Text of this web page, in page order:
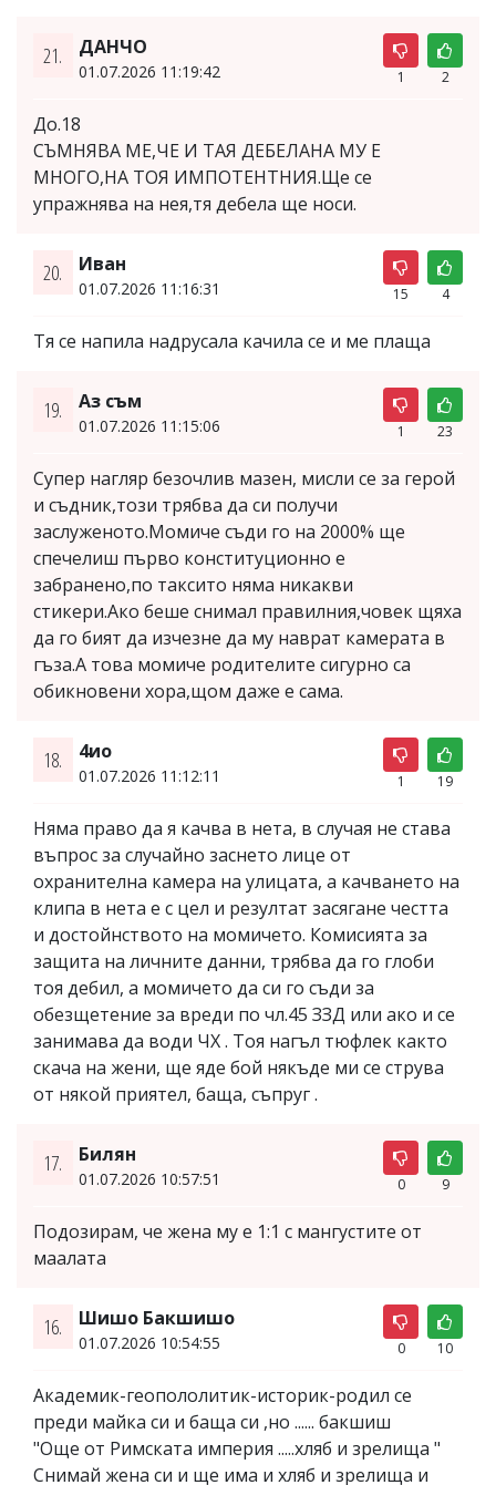
21. ДАНЧО
01.07.2026 11:19:42 1 2
До.18
СЪМНЯВА МЕ,ЧЕ И ТАЯ ДЕБЕЛАНА МУ Е
МНОГО,НА ТОЯ ИМПОТЕНТНИЯ.Ще се
упражнява на нея,тя дебела ще носи.
20. Иван
01.07.2026 11:16:31 15 4
Тя се напила надрусала качила се и ме плаща
19. Аз съм
01.07.2026 11:15:06 1 23
Супер нагляр безочлив мазен, мисли се за герой
и съдник,този трябва да си получи
заслуженото.Момиче съди го на 2000% ще
спечелиш първо конституционно е
забранено,по таксито няма никакви
стикери.Ако беше снимал правилния,човек щяха
да го бият да изчезне да му наврат камерата в
гъза.А това момиче родителите сигурно са
обикновени хора,щом даже е сама.
18. 4ио
01.07.2026 11:12:11 1 19
Няма право да я качва в нета, в случая не става
въпрос за случайно заснето лице от
охранителна камера на улицата, а качването на
клипа в нета е с цел и резултат засягане честта
и достойнството на момичето. Комисията за
защита на личните данни, трябва да го глоби
тоя дебил, а момичето да си го съди за
обезщетение за вреди по чл.45 ЗЗД или ако и се
занимава да води ЧХ . Тоя нагъл тюфлек както
скача на жени, ще яде бой някъде ми се струва
от някой приятел, баща, съпруг .
17. Билян
01.07.2026 10:57:51 0 9
Подозирам, че жена му е 1:1 с мангустите от
маалата
16. Шишо Бакшишо
01.07.2026 10:54:55 0 10
Академик-геопололитик-историк-родил се
преди майка си и баща си ,но ...... бакшиш
"Още от Римската империя .....хляб и зрелища "
Снимай жена си и ще има и хляб и зрелища и